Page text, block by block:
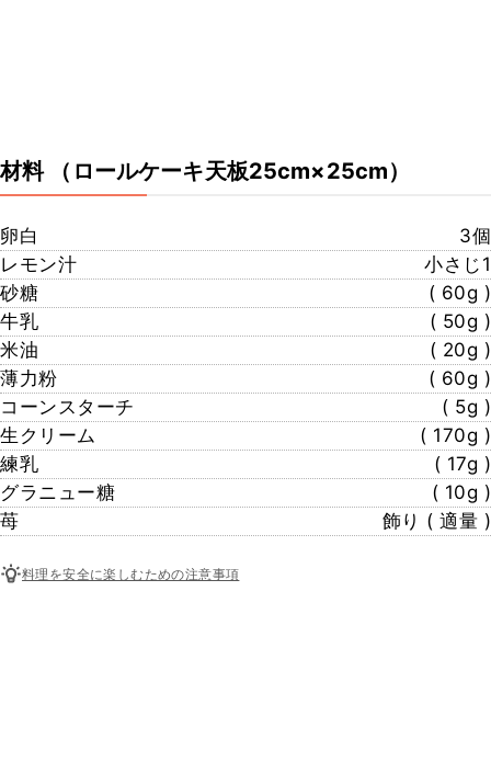
材料 （ロールケーキ天板25cm×25cm）
卵白
3個
レモン汁
小さじ1
砂糖
( 60g )
牛乳
( 50g )
米油
( 20g )
薄力粉
( 60g )
コーンスターチ
( 5g )
生クリーム
( 170g )
練乳
( 17g )
グラニュー糖
( 10g )
苺
飾り ( 適量 )
料理を安全に楽しむための注意事項